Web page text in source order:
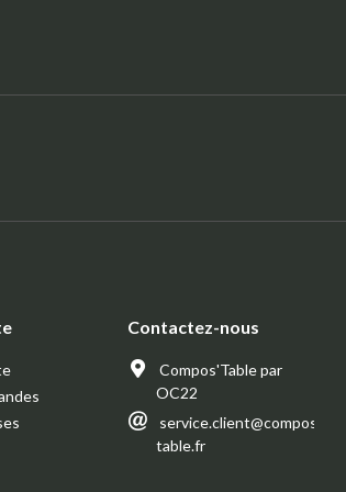
Contactez-nous
Compos'Table par
OC22
service.client@compos-
table.fr